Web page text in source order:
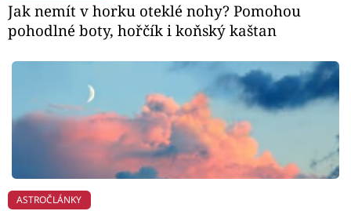
Jak nemít v horku oteklé nohy? Pomohou
pohodlné boty, hořčík i koňský kaštan
ASTROČLÁNKY